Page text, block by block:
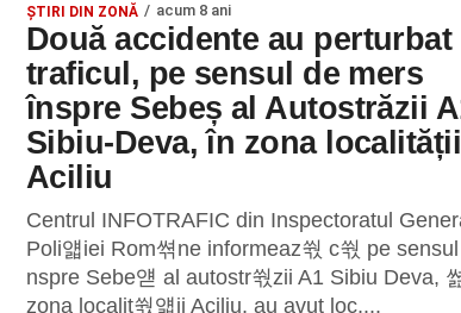
ȘTIRI DIN ZONĂ acum 8 ani
Două accidente au perturbat
traficul, pe sensul de mers
înspre Sebeș al Autostrăzii
Sibiu-Deva, în zona localității
Aciliu
Centrul INFOTRAFIC din Inspectoratul
Poli얣iei Rom쎢ne informeaz쒃 c쒃 pe sensul
nspre Sebe얟 al autostr쒃zii A1 Sibiu Deva,
zona localit쒃얣ii Aciliu, au avut loc,...